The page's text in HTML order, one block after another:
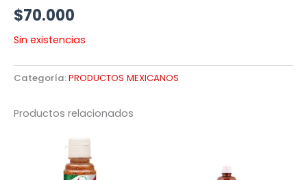
$70.000
Sin existencias
Categoría:PRODUCTOS MEXICANOS
Productos relacionados